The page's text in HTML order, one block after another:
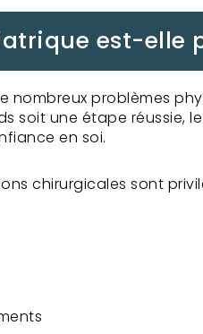
est-elle
problèmes
soit une étape réussie, le
en soi.
chirurgicales sont